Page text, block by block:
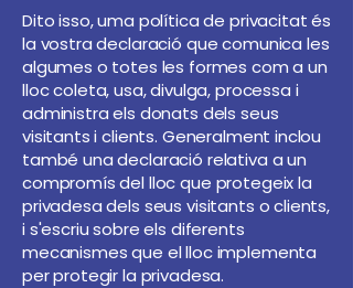
Dito isso, uma política de privacitat és
la vostra declaració que comunica les
algumes o totes les formes com a un
lloc coleta, usa, divulga, processa i
administra els donats dels seus
visitants i clients. Generalment inclou
també una declaració relativa a un
compromís del lloc que protegeix la
privadesa dels seus visitants o clients,
i s'escriu sobre els diferents
mecanismes que el lloc implementa
per protegir la privadesa.